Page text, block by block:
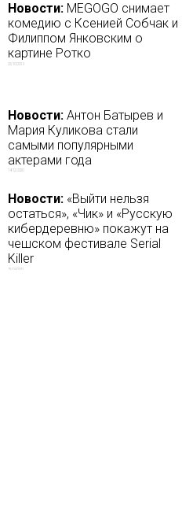
Новости: MEGOGO снимает
комедию с Ксенией Собчак и
Филиппом Янковским о
картине Ротко
22/10/2019
Новости: Антон Батырев и
Мария Куликова стали
самыми популярными
актерами года
14/12/2020
Новости: «Выйти нельзя
остаться», «Чик» и «Русскую
кибердеревню» покажут на
чешском фестивале Serial
Killer
15/09/2021